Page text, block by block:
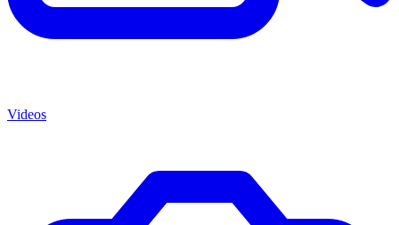
Videos